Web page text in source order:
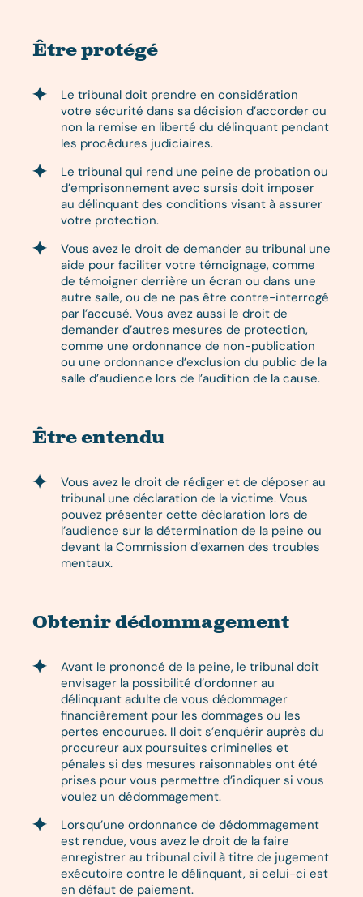
Être protégé
Le tribunal doit prendre en considération
votre sécurité dans sa décision d’accorder ou
non la remise en liberté du délinquant pendant
les procédures judiciaires.
Le tribunal qui rend une peine de probation ou
d’emprisonnement avec sursis doit imposer
au délinquant des conditions visant à assurer
votre protection.
Vous avez le droit de demander au tribunal une
aide pour faciliter votre témoignage, comme
de témoigner derrière un écran ou dans une
autre salle, ou de ne pas être contre-interrogé
par l’accusé. Vous avez aussi le droit de
demander d’autres mesures de protection,
comme une ordonnance de non-publication
ou une ordonnance d’exclusion du public de la
salle d’audience lors de l’audition de la cause.
Être entendu
Vous avez le droit de rédiger et de déposer au
tribunal une déclaration de la victime. Vous
pouvez présenter cette déclaration lors de
l’audience sur la détermination de la peine ou
devant la Commission d’examen des troubles
mentaux.
Obtenir dédommagement
Avant le prononcé de la peine, le tribunal doit
envisager la possibilité d’ordonner au
délinquant adulte de vous dédommager
financièrement pour les dommages ou les
pertes encourues. Il doit s’enquérir auprès du
procureur aux poursuites criminelles et
pénales si des mesures raisonnables ont été
prises pour vous permettre d’indiquer si vous
voulez un dédommagement.
Lorsqu’une ordonnance de dédommagement
est rendue, vous avez le droit de la faire
enregistrer au tribunal civil à titre de jugement
exécutoire contre le délinquant, si celui-ci est
en défaut de paiement.